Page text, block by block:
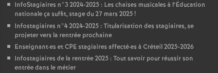
InfoStagiaires n°3 2024-2025 : Les chaises musicales à l’Éducation
nationale ça suffit, stage du 27 mars 2025!
Infostagiaires n°4 2024-2025 : Titularisation des stagiaires, se
projeter vers la rentrée prochaine
Enseignant·es etCPE stagiaires affecté·es à Créteil 2025-2026
Infostagiaires de la rentrée 2025 : Tout savoir pour réussir son
entrée dans le métier